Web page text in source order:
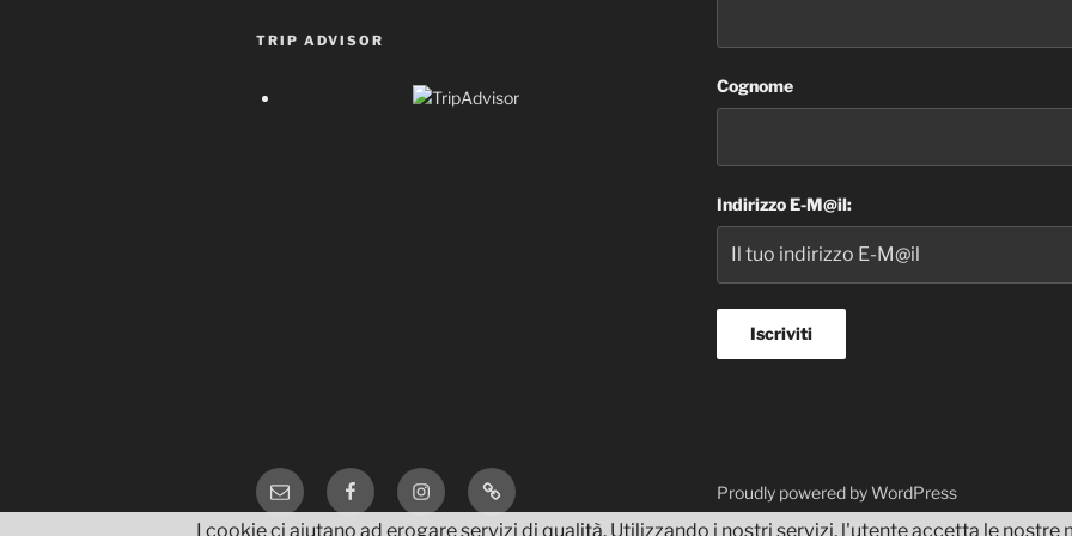
TRIP ADVISOR
Cognome
Indirizzo E-M@il:
Email FacebookInstagramTripAdvisor Proudly powered by WordPress
I cookie ci aiutano ad erogare servizi di qualità. Utilizzando i nostri servizi, l'utente accetta le nostre